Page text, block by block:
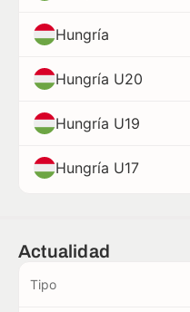
Hungría
Hungría U20
Hungría U19
Hungría U17
Actualidad
Tipo